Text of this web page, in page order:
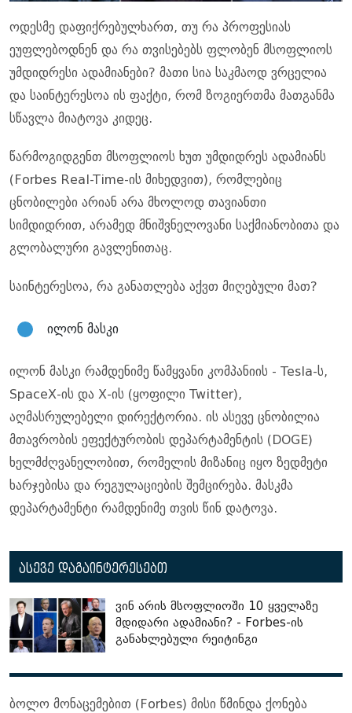
ოდესმე დაფიქრებულხართ, თუ რა პროფესიას
ეუფლებოდნენ და რა თვისებებს ფლობენ მსოფლიოს
უმდიდრესი ადამიანები? მათი სია საკმაოდ ვრცელია
და საინტერესოა ის ფაქტი, რომ ზოგიერთმა მათგანმა
სწავლა მიატოვა კიდეც.
წარმოგიდგენთ მსოფლიოს ხუთ უმდიდრეს ადამიანს
(Forbes Real-Time-ის მიხედვით), რომლებიც
ცნობილები არიან არა მხოლოდ თავიანთი
სიმდიდრით, არამედ მნიშვნელოვანი საქმიანობითა და
გლობალური გავლენითაც.
საინტერესოა, რა განათლება აქვთ მიღებული მათ?
ილონ მასკი
ილონ მასკი რამდენიმე წამყვანი კომპანიის - Tesla-ს,
SpaceX-ის და X-ის (ყოფილი Twitter),
აღმასრულებელი დირექტორია. ის ასევე ცნობილია
მთავრობის ეფექტურობის დეპარტამენტის (DOGE)
ხელმძღვანელობით, რომელის მიზანიც იყო ზედმეტი
ხარჯებისა და რეგულაციების შემცირება. მასკმა
დეპარტამენტი რამდენიმე თვის წინ დატოვა.
ასევე დაგაინტერესებთ
ვინ არის მსოფლიოში 10 ყველაზე
მდიდარი ადამიანი? - Forbes-ის
განახლებული რეიტინგი
ბოლო მონაცემებით (Forbes) მისი წმინდა ქონება